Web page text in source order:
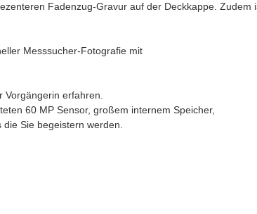
Fadenzug-Gravur auf der Deckkappe.
Messsucher-Fotografie mit
Vorgängerin erfahren.
60 MP Sensor, großem internem Speicher,
Sie begeistern werden.